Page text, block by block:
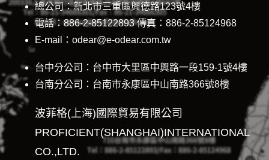
總公司：新北市三重區興德路123號4樓
電話：886-2-85122893 傳真：886-2-85124968
E-mail：odear@e-odear.com.tw
台中分公司：台中市大里區中興路一段159-1號4樓
台南分公司：台南市永康區中山南路366號8樓
波菲格(上海)國際貿易有限公司
PROFICIENT(SHANGHAI)INTERNATIONAL
CO.,LTD.